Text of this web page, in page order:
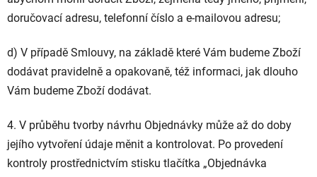
doručovací adresu, telefonní číslo a e-mailovou adresu;
d) V případě Smlouvy, na základě které Vám budeme Zboží
dodávat pravidelně a opakovaně, též informaci, jak dlouho
Vám budeme Zboží dodávat.
4. V průběhu tvorby návrhu Objednávky může až do doby
jejího vytvoření údaje měnit a kontrolovat. Po provedení
kontroly prostřednictvím stisku tlačítka „Objednávka